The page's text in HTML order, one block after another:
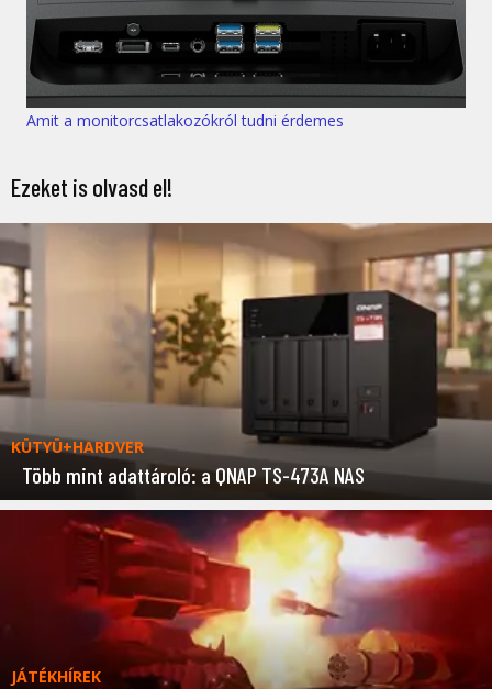
Amit a monitorcsatlakozókról tudni érdemes
Ezeket is olvasd el!
KÜTYÜ+HARDVER
Több mint adattároló: a QNAP TS-473A NAS
JÁTÉKHÍREK